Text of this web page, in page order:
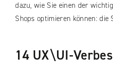
dazu, wie Sie einen der
Shops optimieren können: die
14 UX\UI-